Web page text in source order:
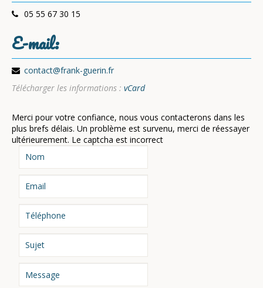
05 55 67 30 15
E-mail:
contact@frank-guerin.fr
Télécharger les informations : vCard
Merci pour votre confiance, nous vous contacterons dans les
plus brefs délais. Un problème est survenu, merci de réessayer
ultérieurement. Le captcha est incorrect